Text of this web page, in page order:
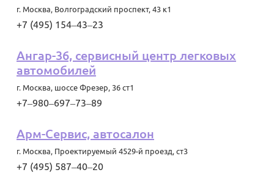
г. Москва, Волгоградский проспект, 43 к1
+7 (495) 154‒43‒23
Ангар-36, сервисный центр легковых
автомобилей
г. Москва, шоссе Фрезер, 36 ст1
+7‒980‒697‒73‒89
Арм-Сервис, автосалон
г. Москва, Проектируемый 4529-й проезд, ст3
+7 (495) 587‒40‒20